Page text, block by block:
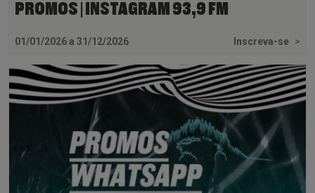
PROMOS | INSTAGRAM 93,9 FM
01/01/2026 a 31/12/2026 Inscreva-se >